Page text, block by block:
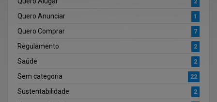
2
Quero Anunciar 1
Quero Comprar 7
Regulamento 2
Saúde 2
Sem categoria 22
Sustentabilidade 2